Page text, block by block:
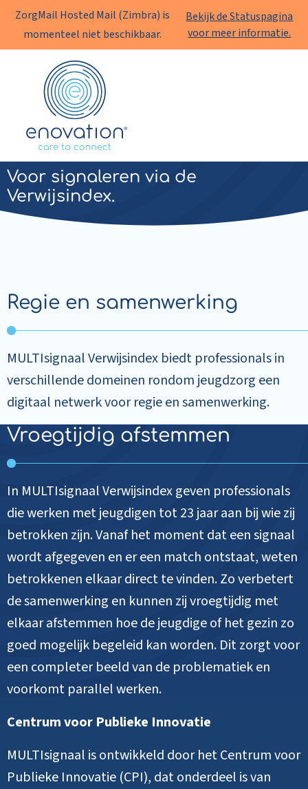
ZorgMail Hosted Mail (Zimbra) is
momenteel niet beschikbaar.
Bekijk de Statuspagina
voor meer informatie.
Enovation
MULTIsignaal
Voor signaleren via de
Verwijsindex.
Regie en samenwerking
MULTIsignaal Verwijsindex biedt professionals in
verschillende domeinen rondom jeugdzorg een
digitaal netwerk voor regie en samenwerking.
Vroegtijdig afstemmen
In MULTIsignaal Verwijsindex geven professionals
die werken met jeugdigen tot 23 jaar aan bij wie zij
betrokken zijn. Vanaf het moment dat een signaal
wordt afgegeven en er een match ontstaat, weten
betrokkenen elkaar direct te vinden. Zo verbetert
de samenwerking en kunnen zij vroegtijdig met
elkaar afstemmen hoe de jeugdige of het gezin zo
goed mogelijk begeleid kan worden. Dit zorgt voor
een completer beeld van de problematiek en
voorkomt parallel werken.
Centrum voor Publieke Innovatie
MULTIsignaal is ontwikkeld door het Centrum voor
Publieke Innovatie (CPI), dat onderdeel is van